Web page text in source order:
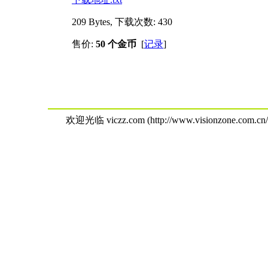
209 Bytes, 下载次数: 430
售价: 50 个金币 [记录]
欢迎光临 viczz.com (http://